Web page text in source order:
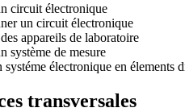
circuit électronique
un circuit électronique
appareils de laboratoire
système de mesure
systéme électronique en élements
transversales